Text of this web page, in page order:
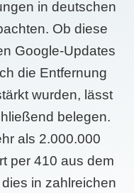
in deutschen
Ob diese
Google-Updates
die Entfernung
wurden, lässt
belegen.
als 2.000.000
per 410 aus dem
in zahlreichen